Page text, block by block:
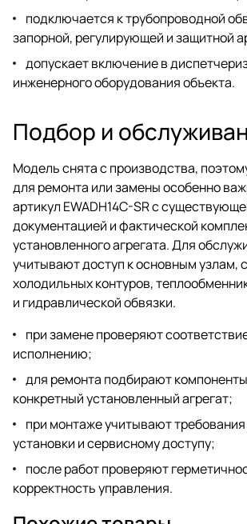
подключается к трубопроводной
запорной, регулирующей и защитной
допускает включение в
инженерного оборудования объекта.
Подбор и
Модель снята с производства,
для ремонта или замены особенно
артикул EWADH14C-SR с
документацией и фактической
установленного агрегата. Для
учитывают доступ к основным узлам,
холодильных контуров,
и гидравлической обвязки.
при замене проверяют
исполнению;
для ремонта подбирают
конкретный установленный агрегат;
при монтаже учитывают требования
установки и сервисному доступу;
после работ проверяют
корректность управления.